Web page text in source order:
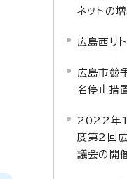
ネットの
広島西リ
広島市競
名停止措
2022年
度第2回
議会の開